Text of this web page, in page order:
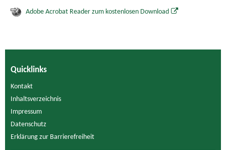
Adobe Acrobat Reader zum kostenlosen Download
Quicklinks
Kontakt
Inhaltsverzeichnis
Impressum
Datenschutz
Erklärung zur Barrierefreiheit